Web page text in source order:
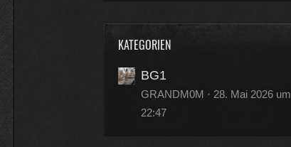
FZ-Rebell
hallo
19warpig89
KATEGORIEN
BG1
GRANDM0M
28. Mai 2026 um
22:47